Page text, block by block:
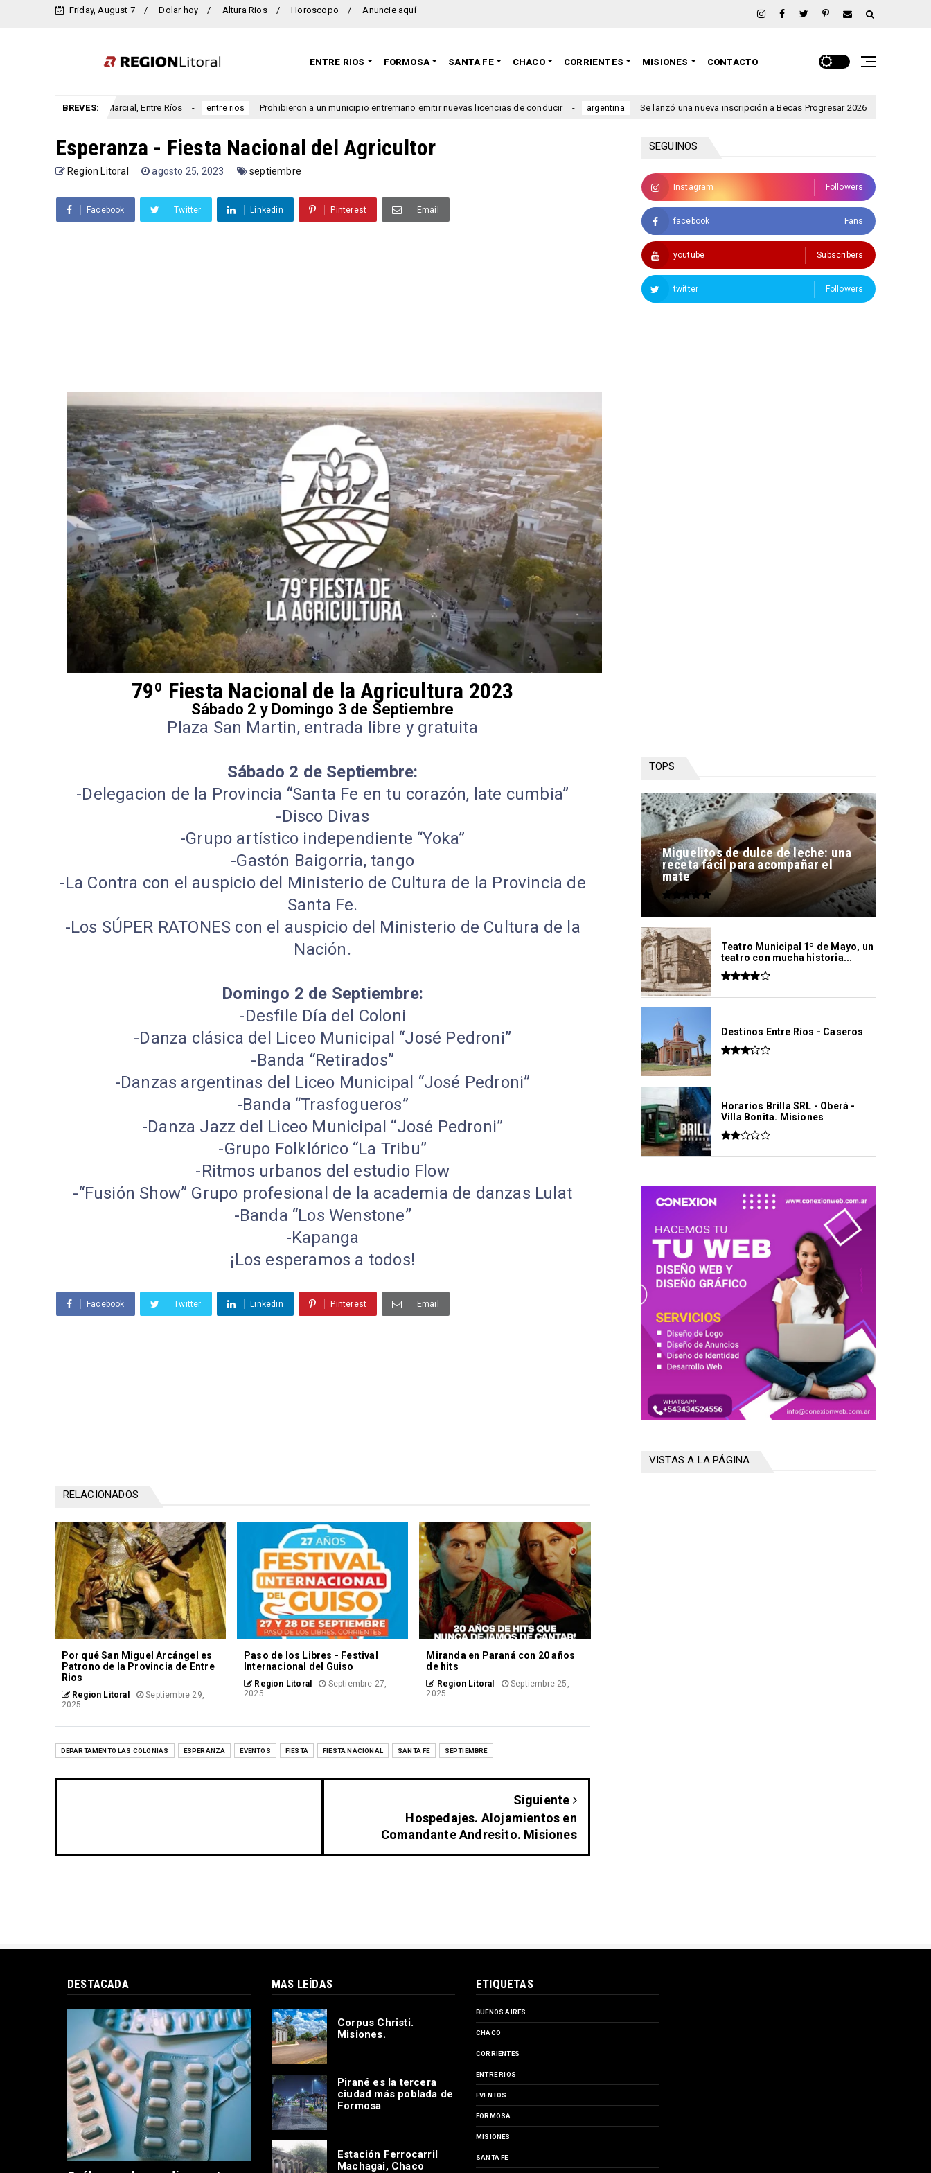
Friday, August 7 Dolar hoy Altura Rios Horoscopo Anuncie aquí
ENTRE RIOS FORMOSA SANTA FE CHACO CORRIENTES MISIONES CONTACTO
BREVES:
San Marcial, Entre Ríos entre rios Prohibieron a un municipio entrerriano emitir nuevas licencias de conducir argentina Se lanzó una nueva inscripción a Becas Progresar 2026 clima
Esperanza - Fiesta Nacional del Agricultor
Region Litoral agosto 25, 2023 septiembre
Facebook Twitter Linkedin Pinterest Email
79º Fiesta Nacional de la Agricultura 2023
Sábado 2 y Domingo 3 de Septiembre
Plaza San Martin, entrada libre y gratuita
Sábado 2 de Septiembre:
-Delegacion de la Provincia “Santa Fe en tu corazón, late cumbia”
-Disco Divas
-Grupo artístico independiente “Yoka”
-Gastón Baigorria, tango
-La Contra con el auspicio del Ministerio de Cultura de la Provincia de
Santa Fe.
-Los SÚPER RATONES con el auspicio del Ministerio de Cultura de la
Nación.
Domingo 2 de Septiembre:
-Desfile Día del Coloni
-Danza clásica del Liceo Municipal “José Pedroni”
-Banda “Retirados”
-Danzas argentinas del Liceo Municipal “José Pedroni”
-Banda “Trasfogueros”
-Danza Jazz del Liceo Municipal “José Pedroni”
-Grupo Folklórico “La Tribu”
-Ritmos urbanos del estudio Flow
-“Fusión Show” Grupo profesional de la academia de danzas Lulat
-Banda “Los Wenstone”
-Kapanga
¡Los esperamos a todos!
Facebook Twitter Linkedin Pinterest Email
RELACIONADOS
Por qué San Miguel Arcángel es
Patrono de la Provincia de Entre
Rios
Region Litoral
Septiembre 29,
2025
Paso de los Libres - Festival
Internacional del Guiso
Region Litoral
Septiembre 27,
2025
Miranda en Paraná con 20 años
de hits
Region Litoral
Septiembre 25,
2025
DEPARTAMENTO LAS COLONIAS ESPERANZA EVENTOS FIESTA FIESTA NACIONAL SANTA FE SEPTIEMBRE
Siguiente
Hospedajes. Alojamientos en
Comandante Andresito. Misiones
SEGUINOS
Instagram Followers
facebook Fans
youtube Subscribers
twitter Followers
TOPS
Miguelitos de dulce de leche: una
receta fácil para acompañar el
mate
Teatro Municipal 1º de Mayo, un
teatro con mucha historia...
Destinos Entre Ríos - Caseros
Horarios Brilla SRL - Oberá -
Villa Bonita. Misiones
VISTAS A LA PÁGINA
DESTACADA MAS LEÍDAS
Corpus Christi.
Misiones.
Pirané es la tercera
ciudad más poblada de
Formosa
Estación Ferrocarril
Machagai, Chaco
ETIQUETAS
BUENOS AIRES
CHACO
CORRIENTES
ENTRE RIOS
EVENTOS
FORMOSA
MISIONES
SANTA FE